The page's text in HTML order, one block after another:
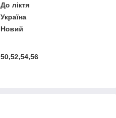
До ліктя
Україна
Новий
50,52,54,56